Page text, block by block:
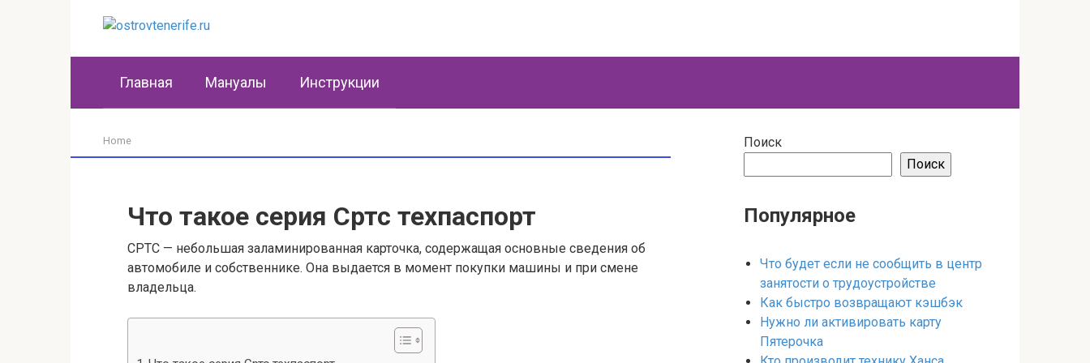
Главная Мануалы Инструкции
Home
Что такое серия Сртс техпаспорт
СРТС — небольшая заламинированная карточка, содержащая основные сведения об
автомобиле и собственнике. Она выдается в момент покупки машины и при смене
владельца.
Поиск
Поиск
Популярное
Что будет если не сообщить в центр
занятости о трудоустройстве
Как быстро возвращают кэшбэк
Нужно ли активировать карту
Пятерочка